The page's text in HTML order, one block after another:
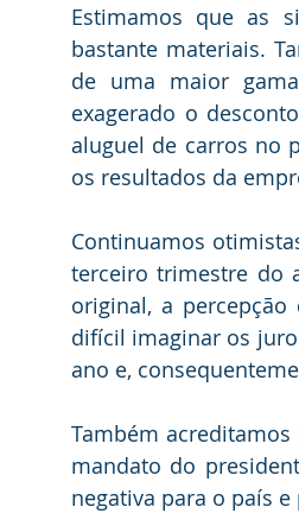
Estimamos que as
bastante materiais.
de uma maior
exagerado o
aluguel de carros no
os resultados da
Continuamos
terceiro trimestre do
original, a
difícil imaginar os
ano e,
Também
mandato do
negativa para o país